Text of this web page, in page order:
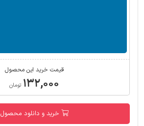
قیمت خرید این محصول
۱۳۲,۰۰۰ تومان
خرید و دانلود محصول